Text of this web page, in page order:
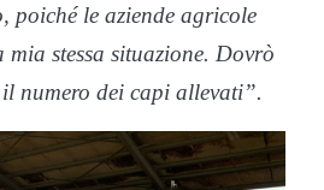
poiché le aziende agricole
stessa situazione. Dovrò
numero dei capi allevati”.